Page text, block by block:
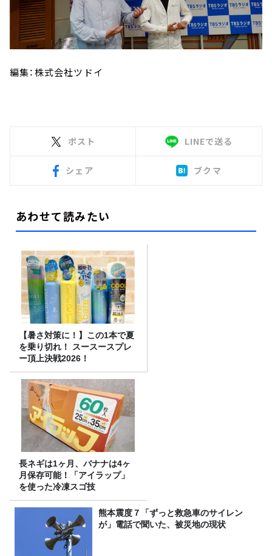
編集：株式会社ツドイ
ポスト LINEで送る
シェア ブクマ
あわせて読みたい
【暑さ対策に！】この1本で夏
を乗り切れ！ スースースプレ
ー頂上決戦2026！
長ネギは1ヶ月、バナナは4ヶ
月保存可能！「アイラップ」
を使った冷凍スゴ技
熊本震度７「ずっと救急車のサイレン
が」電話で聞いた、被災地の現状